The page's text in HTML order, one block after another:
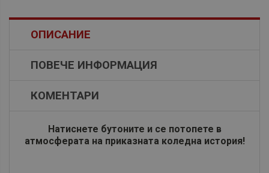
ОПИСАНИЕ
ПОВЕЧЕ ИНФОРМАЦИЯ
КОМЕНТАРИ
Натиснете бутоните и се потопете в
атмосферата на приказната коледна история!